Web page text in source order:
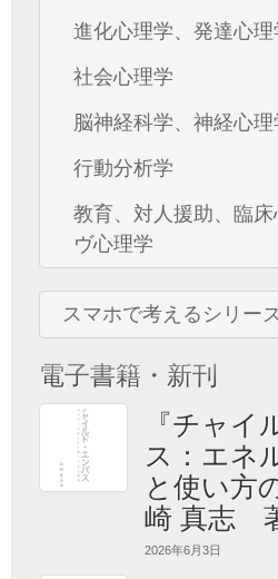
進化心理学、発達心理
社会心理学
脳神経科学、神経心理
行動分析学
教育、対人援助、臨
ヴ心理学
スマホで考えるシリー
電子書籍・新刊
『チャイ
ス：エネ
と使い方
崎 真志
2026年6月3日